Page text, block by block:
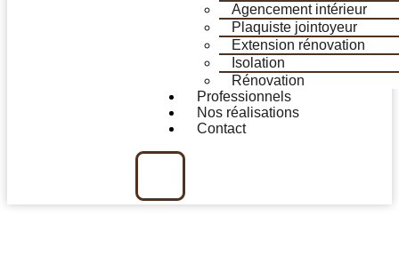
Agencement intérieur
Plaquiste jointoyeur
Extension rénovation
Isolation
Rénovation
Professionnels
Nos réalisations
Contact